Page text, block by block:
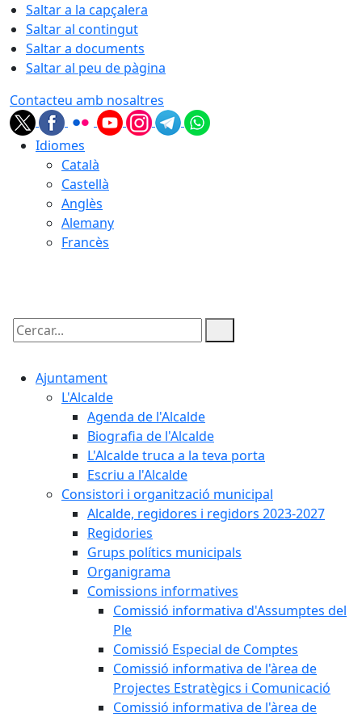
Saltar a la capçalera
Saltar al contingut
Saltar a documents
Saltar al peu de pàgina
Contacteu amb nosaltres
Idiomes
Català
Castellà
Anglès
Alemany
Francès
Cercar:
Ajuntament
L'Alcalde
Agenda de l'Alcalde
Biografia de l'Alcalde
L'Alcalde truca a la teva porta
Escriu a l'Alcalde
Consistori i organització municipal
Alcalde, regidores i regidors 2023-2027
Regidories
Grups polítics municipals
Organigrama
Comissions informatives
Comissió informativa d'Assumptes del
Ple
Comissió Especial de Comptes
Comissió informativa de l'àrea de
Projectes Estratègics i Comunicació
Comissió informativa de l'àrea de